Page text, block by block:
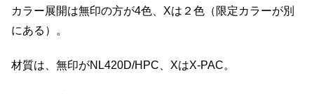
カラー展開は無印の方が4色、Xは２色（限定カラーが別
にある）。
材質は、無印がNL420D/HPC、XはX-PAC。